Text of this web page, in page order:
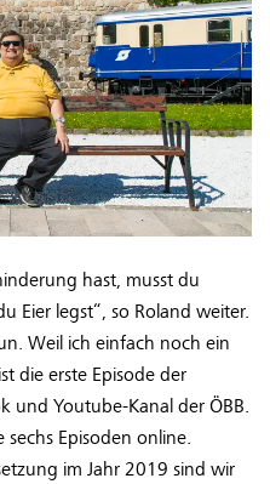
hast, musst du
Eier legst“, so Roland weiter.
Weil ich einfach noch ein
die erste Episode der
und Youtube-Kanal der ÖBB.
Episoden online.
im Jahr 2019 sind wir